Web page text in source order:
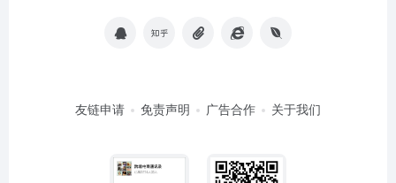
友链申请 免责声明 广告合作 关于我们